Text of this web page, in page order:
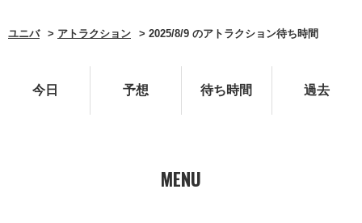
ユニバ アトラクション 2025/8/9 のアトラクション待ち時間
今日 予想 待ち時間 過去
MENU